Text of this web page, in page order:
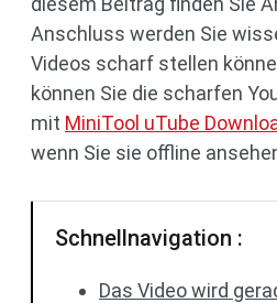
Anschluss werden Sie
Videos scharf stellen
können Sie die scharfen
mit MiniTool uTube
wenn Sie sie offline
Schnellnavigation :
Das Video wird